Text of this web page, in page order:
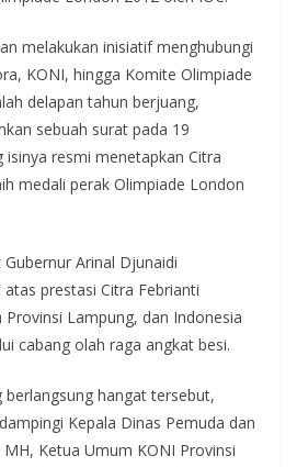
melakukan inisiatif menghubungi
KONI, hingga Komite Olimpiade
delapan tahun berjuang,
sebuah surat pada 19
resmi menetapkan Citra
medali perak Olimpiade London
Arinal Djunaidi
prestasi Citra Febrianti
Lampung, dan Indonesia
cabang olah raga angkat besi.
berlangsung hangat tersebut,
Kepala Dinas Pemuda dan
Ketua Umum KONI Provinsi